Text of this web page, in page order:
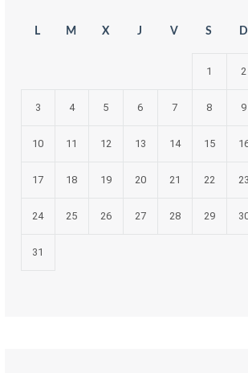
L M X J V S D
1 2
3 4 5 6 7 8 9
10 11 12 13 14 15
17 18 19 20 21 22 23
24 25 26 27 28 29
31